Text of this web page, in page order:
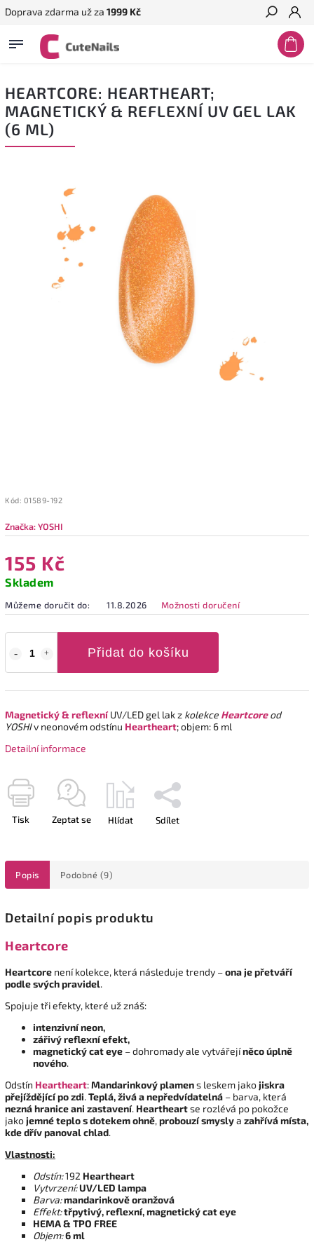
Doprava zdarma už za 1999 Kč
Hledat
HEARTCORE: HEARTHEART;
MAGNETICKÝ & REFLEXNÍ UV GEL LAK
(6 ML)
Kód: 01589-192
Značka:YOSHI
155 Kč
Skladem
Můžeme doručit do: 11.8.2026 Možnosti doručení
Přidat do košíku
Magnetický & reflexníUV/LED gel lak z kolekce Heartcoreod
YOSHIv neonovém odstínu Heartheart; objem: 6 ml
Detailní informace
Tisk Zeptat se Hlídat Sdílet
Popis Podobné (9)
Detailní popis produktu
Heartcore
Heartcore není kolekce, která následuje trendy –ona je přetváří
podle svých pravidel.
Spojuje tři efekty, které už znáš:
intenzivní neon,
zářivý reflexní efekt,
magnetický cat eye – dohromady ale vytvářejíněco úplně
nového.
Odstín Heartheart:Mandarinkový plamens leskem jako jiskra
přejíždějící po zdi.Teplá, živá a nepředvídatelná – barva, která
nezná hranice ani zastavení. Heartheartse rozlévá po pokožce
jako jemné teplo s dotekem ohně,probouzí smyslya zahřívá místa,
kde dřív panoval chlad.
Vlastnosti:
Odstín:192 Heartheart
Vytvrzení:UV/LED lampa
Barva:mandarinkově oranžová
Effekt:třpytivý, reflexní, magnetický cat eye
HEMA & TPO FREE
Objem:6 ml